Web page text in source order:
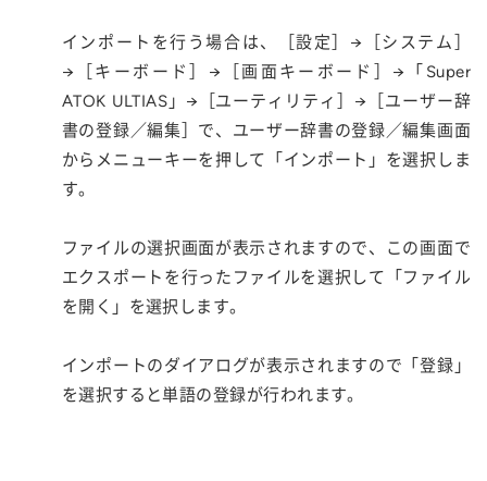
インポートを行う場合は、［設定］→［システム］
→［キーボード］→［画面キーボード］→「Super
ATOK ULTIAS」→［ユーティリティ］→［ユーザー辞
書の登録／編集］で、ユーザー辞書の登録／編集画面
からメニューキーを押して「インポート」を選択しま
す。
ファイルの選択画面が表示されますので、この画面で
エクスポートを行ったファイルを選択して「ファイル
を開く」を選択します。
インポートのダイアログが表示されますので「登録」
を選択すると単語の登録が行われます。